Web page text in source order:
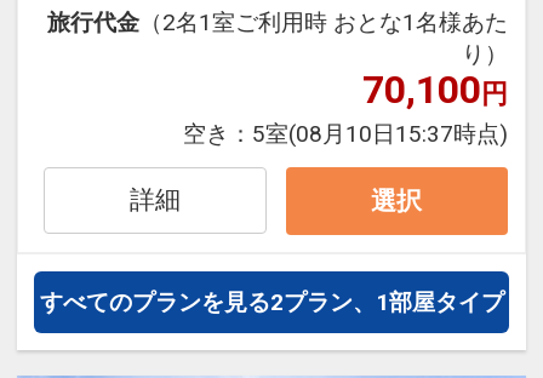
場合は近隣有料駐車場などをご利用くだ
・バスターミナル、離島ターミナル徒歩
約７分、商店街なども徒歩圏内、石垣・
八重山離島めぐりに大変便利
・コンビニも目の前、飲食店も周辺にあ
り便利な立地
設定期間：2026年4月1日～2026年11月
旅行代金 （2名1室ご利用時 おとな1名様あた
り）
70,100円
空き： 5室(08月10日15:37時点)
詳細 選択
すべてのプランを見る2プラン、1部屋タイプ